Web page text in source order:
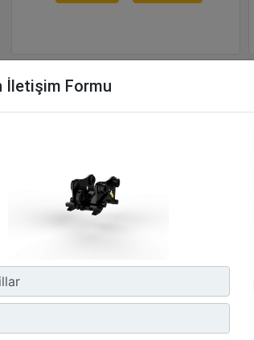
CW-40S
473 lb - 215 kg
16.8 inç - 420 mm
Yük Değeri, Kaldırma Kancası :
İletişim Formu